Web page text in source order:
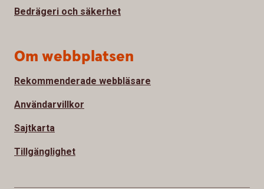
Bedrägeri och säkerhet
Om webbplatsen
Rekommenderade webbläsare
Användarvillkor
Sajtkarta
Tillgänglighet